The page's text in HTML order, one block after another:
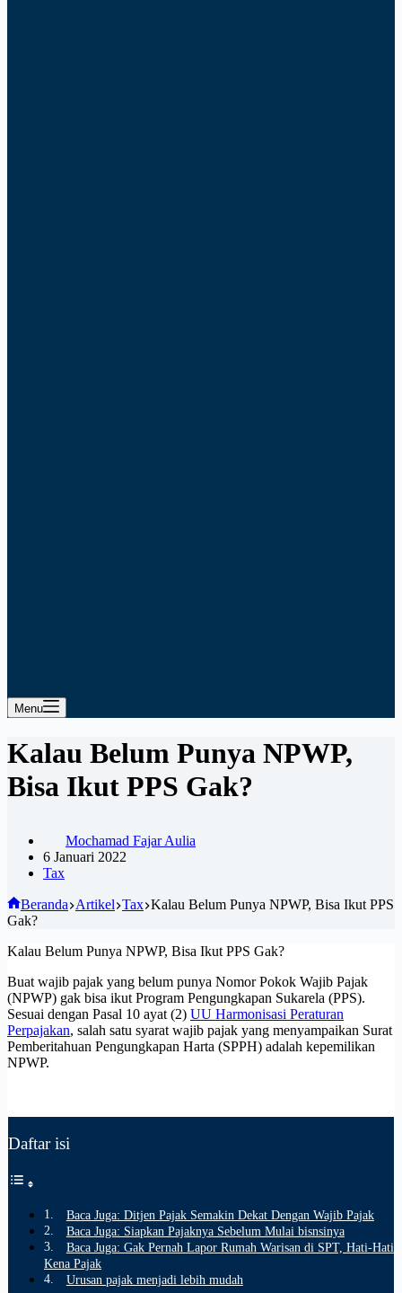
Menu
Kalau Belum Punya NPWP,
Bisa Ikut PPS Gak?
Mochamad Fajar Aulia
6 Januari 2022
Tax
Beranda Artikel Tax Kalau Belum Punya NPWP, Bisa Ikut PPS
Gak?
Kalau Belum Punya NPWP, Bisa Ikut PPS Gak?
Buat wajib pajak yang belum punya Nomor Pokok Wajib Pajak
(NPWP) gak bisa ikut Program Pengungkapan Sukarela (PPS).
Sesuai dengan Pasal 10 ayat (2) UU Harmonisasi Peraturan
Perpajakan, salah satu syarat wajib pajak yang menyampaikan Surat
Pemberitahuan Pengungkapan Harta (SPPH) adalah kepemilikan
NPWP.
Daftar isi
Baca Juga: Ditjen Pajak Semakin Dekat Dengan Wajib Pajak
Baca Juga: Siapkan Pajaknya Sebelum Mulai bisnsinya
Baca Juga: Gak Pernah Lapor Rumah Warisan di SPT, Hati-Hati
Kena Pajak
Urusan pajak menjadi lebih mudah